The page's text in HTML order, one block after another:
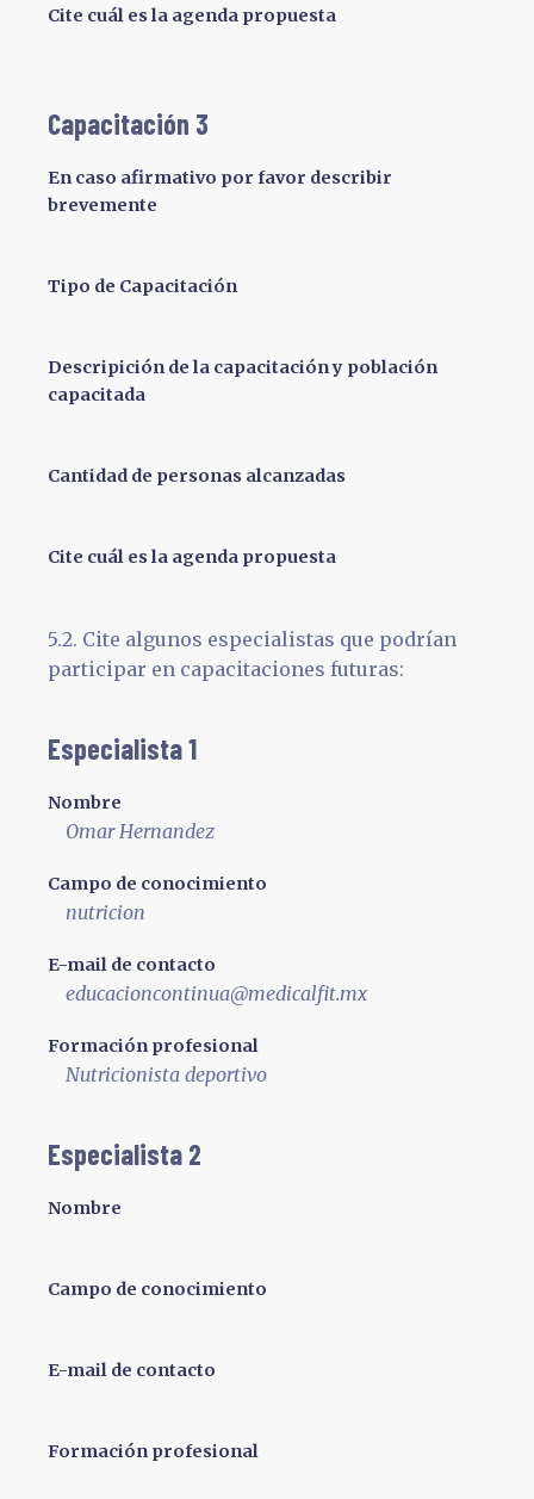
Cite cuál es la agenda propuesta
Capacitación 3
En caso afirmativo por favor describir
brevemente
Tipo de Capacitación
Descripición de la capacitación y población
capacitada
Cantidad de personas alcanzadas
Cite cuál es la agenda propuesta
5.2. Cite algunos especialistas que podrían
participar en capacitaciones futuras:
Especialista 1
Nombre
Omar Hernandez
Campo de conocimiento
nutricion
E-mail de contacto
educacioncontinua@medicalfit.mx
Formación profesional
Nutricionista deportivo
Especialista 2
Nombre
Campo de conocimiento
E-mail de contacto
Formación profesional